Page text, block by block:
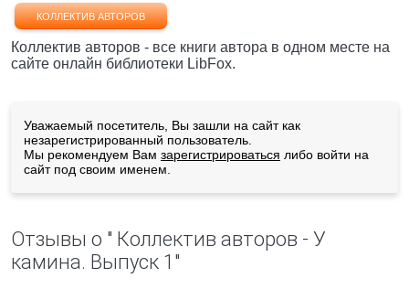
КОЛЛЕКТИВ АВТОРОВ
Коллектив авторов - все книги автора в одном месте на
сайте онлайн библиотеки LibFox.
Уважаемый посетитель, Вы зашли на сайт как
незарегистрированный пользователь.
Мы рекомендуем Вам зарегистрироваться либо войти на
сайт под своим именем.
Отзывы о " Коллектив авторов - У
камина. Выпуск 1"